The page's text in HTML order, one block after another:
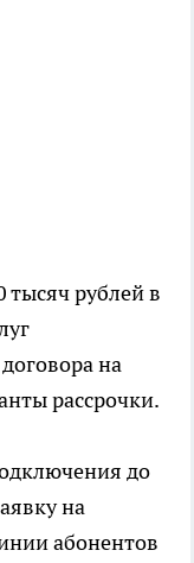
тысяч рублей в
на
рассрочки.
до
на
абонентов